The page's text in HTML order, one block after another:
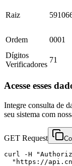
Raiz
Ordem
0001
Dígitos
Verificadores
71
Acesse esses
Integre consulta de
seu sistema com
GET Request
curl -H
"https://